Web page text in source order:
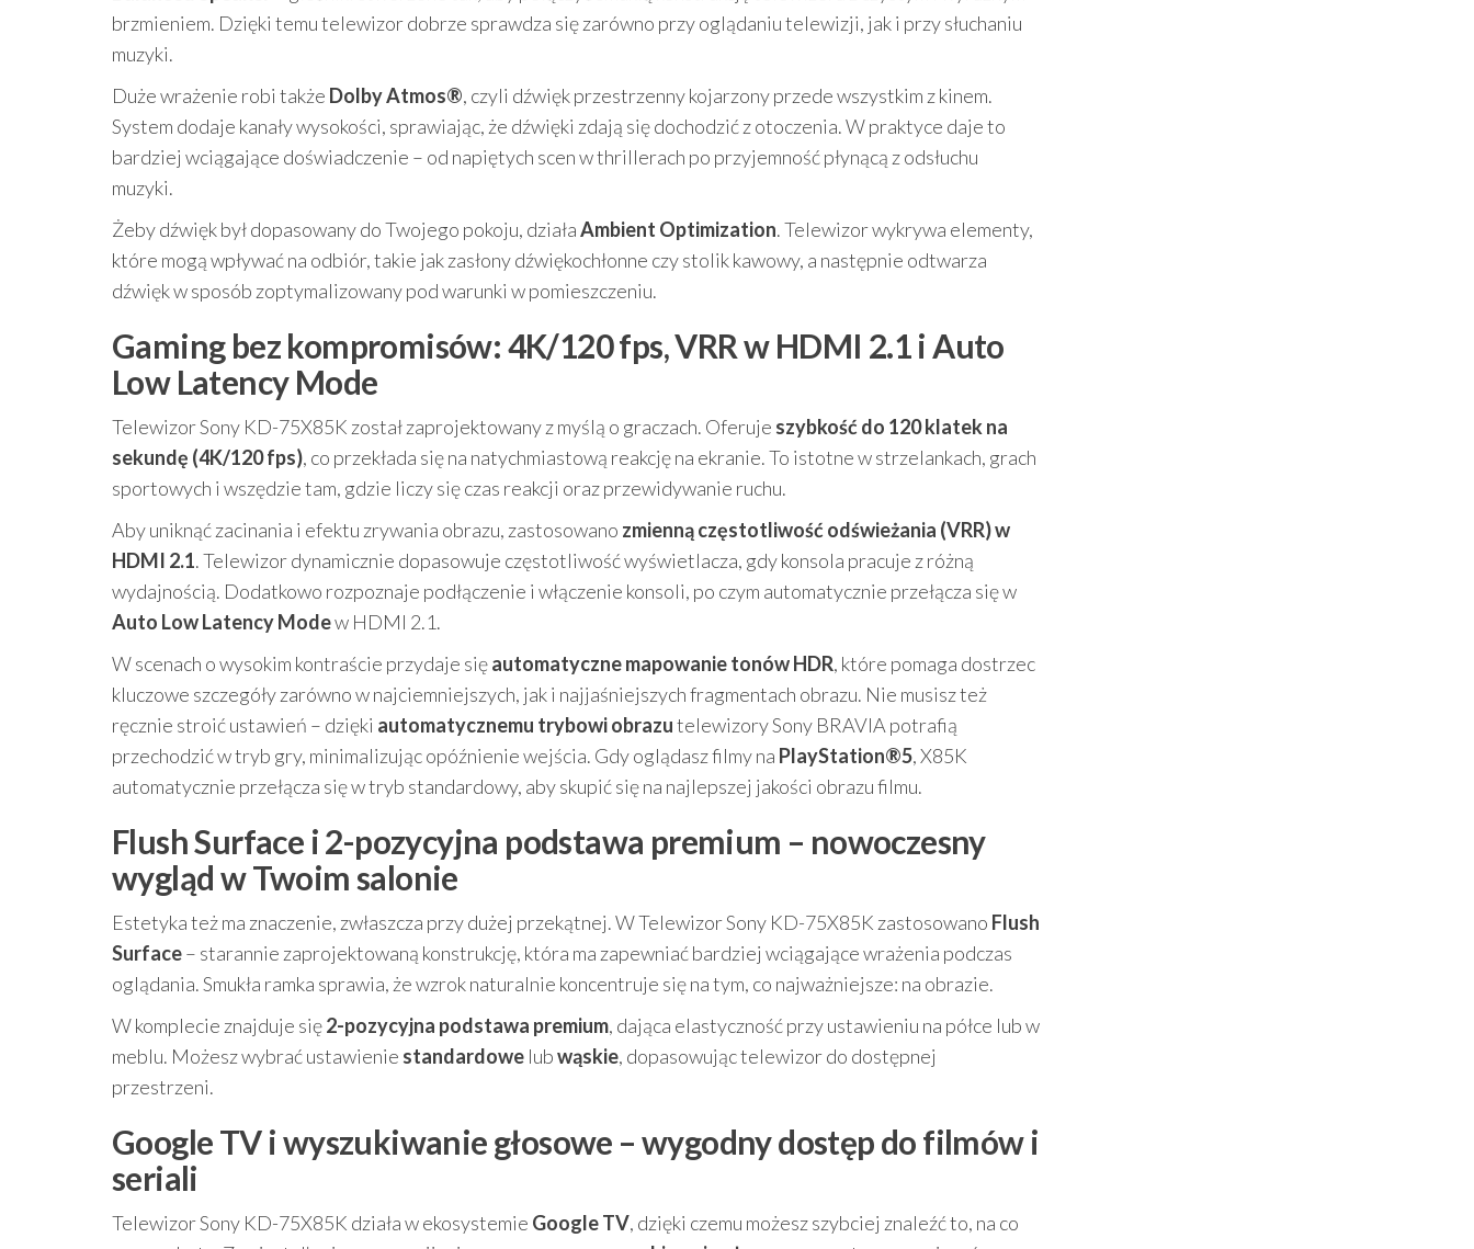
brzmieniem. Dzięki temu telewizor dobrze sprawdza się zarówno przy oglądaniu telewizji, jak i przy słuchaniu
muzyki.
Duże wrażenie robi także Dolby Atmos®, czyli dźwięk przestrzenny kojarzony przede wszystkim z kinem.
System dodaje kanały wysokości, sprawiając, że dźwięki zdają się dochodzić z otoczenia. W praktyce daje to
bardziej wciągające doświadczenie – od napiętych scen w thrillerach po przyjemność płynącą z odsłuchu
muzyki.
Żeby dźwięk był dopasowany do Twojego pokoju, działaAmbient Optimization. Telewizor wykrywa elementy,
które mogą wpływać na odbiór, takie jak zasłony dźwiękochłonne czy stolik kawowy, a następnie odtwarza
dźwięk w sposób zoptymalizowany pod warunki w pomieszczeniu.
Gaming bez kompromisów: 4K/120 fps, VRR w HDMI 2.1 i Auto
Low Latency Mode
Telewizor Sony KD-75X85K został zaprojektowany z myślą o graczach. Oferuje szybkość do 120 klatek na
sekundę (4K/120 fps), co przekłada się na natychmiastową reakcję na ekranie. To istotne w strzelankach, grach
sportowych i wszędzie tam, gdzie liczy się czas reakcji oraz przewidywanie ruchu.
Aby uniknąć zacinania i efektu zrywania obrazu, zastosowano zmienną częstotliwość odświeżania (VRR) w
HDMI 2.1. Telewizor dynamicznie dopasowuje częstotliwość wyświetlacza, gdy konsola pracuje z różną
wydajnością. Dodatkowo rozpoznaje podłączenie i włączenie konsoli, po czym automatycznie przełącza się w
Auto Low Latency Modew HDMI 2.1.
W scenach o wysokim kontraście przydaje sięautomatyczne mapowanie tonów HDR, które pomaga dostrzec
kluczowe szczegóły zarówno w najciemniejszych, jak i najjaśniejszych fragmentach obrazu. Nie musisz też
ręcznie stroić ustawień – dzięki automatycznemu trybowi obrazutelewizory Sony BRAVIA potrafią
przechodzić w tryb gry, minimalizując opóźnienie wejścia. Gdy oglądasz filmy na PlayStation®5, X85K
automatycznie przełącza się w tryb standardowy, aby skupić się na najlepszej jakości obrazu filmu.
Flush Surface i 2-pozycyjna podstawa premium – nowoczesny
wygląd w Twoim salonie
Estetyka też ma znaczenie, zwłaszcza przy dużej przekątnej. W Telewizor Sony KD-75X85K zastosowano Flush
Surface– starannie zaprojektowaną konstrukcję, która ma zapewniać bardziej wciągające wrażenia podczas
oglądania. Smukła ramka sprawia, że wzrok naturalnie koncentruje się na tym, co najważniejsze: na obrazie.
W komplecie znajduje się2-pozycyjna podstawa premium, dająca elastyczność przy ustawieniu na półce lub w
meblu. Możesz wybrać ustawienie standardowe lubwąskie, dopasowując telewizor do dostępnej
przestrzeni.
Google TV i wyszukiwanie głosowe – wygodny dostęp do filmów i
seriali
Telewizor Sony KD-75X85K działa w ekosystemie Google TV, dzięki czemu możesz szybciej znaleźć to, na co